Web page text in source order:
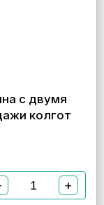
с двумя
колгот
+